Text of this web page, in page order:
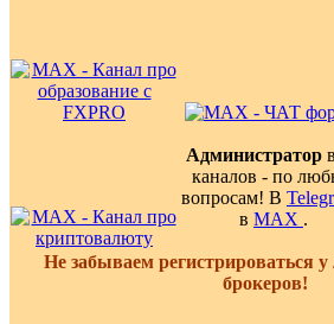
Администратор
каналов - по
вопросам! В
в MAX .
Не забываем регистрироваться
брокеров!